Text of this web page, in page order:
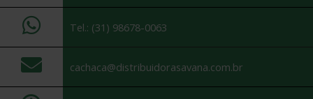
Tel.: (31) 98678-0063
cachaca@distribuidorasavana.com.br